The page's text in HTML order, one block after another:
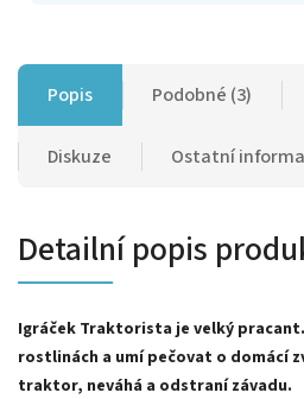
Popis Podobné (3)
Diskuze Ostatní
Detailní popis
Igráček Traktorista je velký pracant.
rostlinách a umí pečovat o domácí
traktor, neváhá a odstraní závadu.